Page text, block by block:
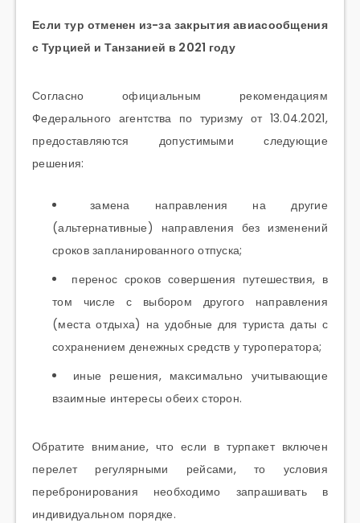
Если тур отменен из-за закрытия авиасообщения
с Турцией и Танзанией в 2021 году
Согласно официальным рекомендациям
Федерального агентства по туризму от 13.04.2021,
предоставляются допустимыми следующие
решения:
замена направления на другие
(альтернативные) направления без изменений
сроков запланированного отпуска;
перенос сроков совершения путешествия, в
том числе с выбором другого направления
(места отдыха) на удобные для туриста даты с
сохранением денежных средств у туроператора;
иные решения, максимально учитывающие
взаимные интересы обеих сторон.
Обратите внимание, что если в турпакет включен
перелет регулярными рейсами, то условия
перебронирования необходимо запрашивать в
индивидуальном порядке.